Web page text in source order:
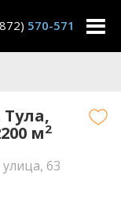
570-571
м2
63